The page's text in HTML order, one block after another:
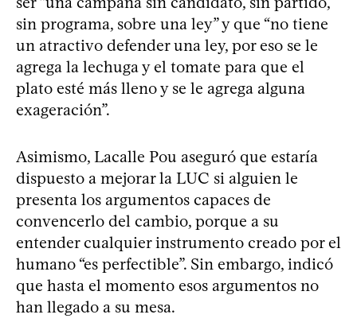
sin programa, sobre una ley” y que “no tiene
un atractivo defender una ley, por eso se le
agrega la lechuga y el tomate para que el
plato esté más lleno y se le agrega alguna
exageración”.
Asimismo, Lacalle Pou aseguró que estaría
dispuesto a mejorar la LUC si alguien le
presenta los argumentos capaces de
convencerlo del cambio, porque a su
entender cualquier instrumento creado por el
humano “es perfectible”. Sin embargo, indicó
que hasta el momento esos argumentos no
han llegado a su mesa.